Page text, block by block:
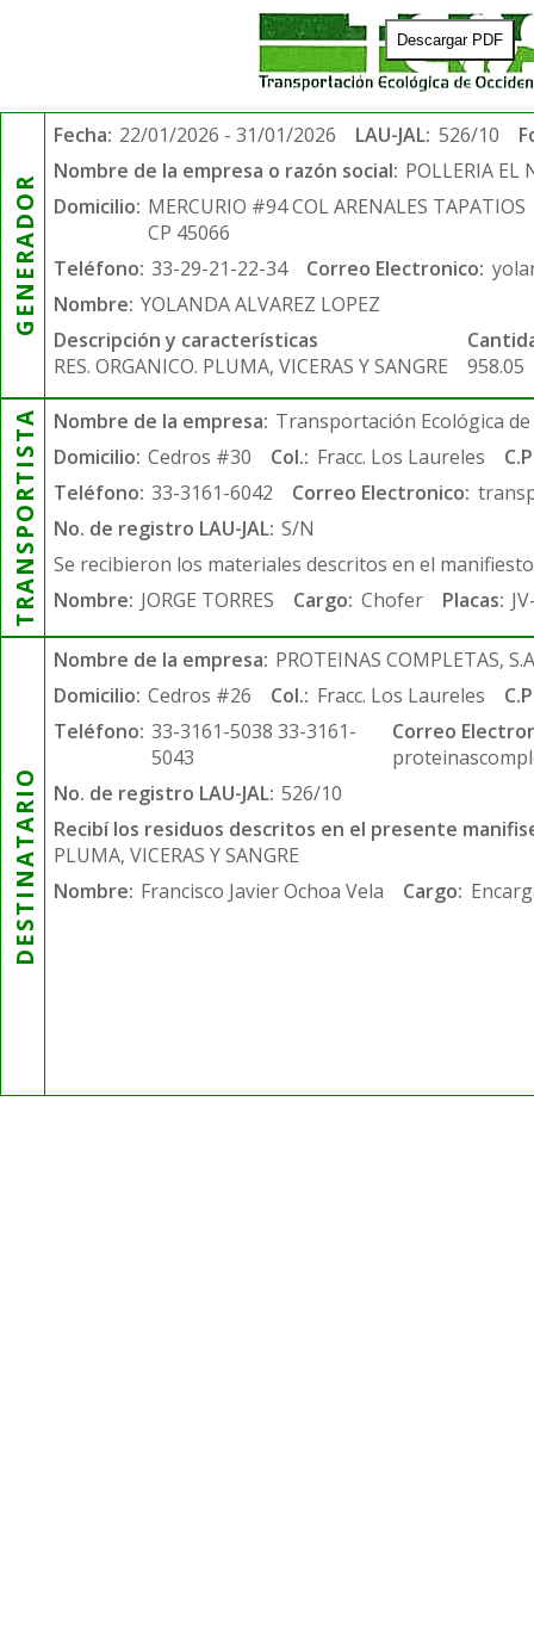
Descargar PDF
GENERADOR
Fecha: 22/01/2026 - 31/01/2026 LAU-JAL: 526/10
Nombre de la empresa o razón social: POLLERIA EL
Domicilio: MERCURIO #94 COL ARENALES TAPATIOS
CP 45066
Teléfono: 33-29-21-22-34 Correo Electronico:
Nombre: YOLANDA ALVAREZ LOPEZ
Descripción y características
RES. ORGANICO. PLUMA, VICERAS Y SANGRE
958.05
TRANSPORTISTA Nombre de la empresa: Transportación Ecológica de
Domicilio: Cedros #30 Col.: Fracc. Los Laureles
Teléfono: 33-3161-6042 Correo Electronico:
No. de registro LAU-JAL: S/N
Se recibieron los materiales descritos en el
Nombre: JORGE TORRES Cargo: Chofer Placas:
DESTINATARIO
Nombre de la empresa: PROTEINAS COMPLETAS,
Domicilio: Cedros #26 Col.: Fracc. Los Laureles
Teléfono: 33-3161-5038 33-3161-
5043
Correo
No. de registro LAU-JAL: 526/10
Recibí los residuos descritos en el presente
PLUMA, VICERAS Y SANGRE
Nombre: Francisco Javier Ochoa Vela Cargo: